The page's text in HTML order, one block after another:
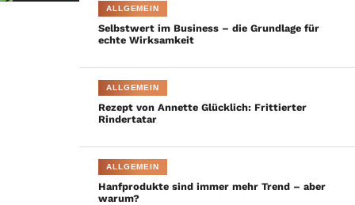
Neben medizinischen Therapien kann bereits der Alltag helfen,
die Pollenbelastung zu reduzieren. Eine einfache, oft
Nacht auf Kopfkissen und Schleimhäute.
Kleidung nach dem Aufenthalt im Freien
wechseln
ALLGEMEIN
Selbstwert im Business – die Grundlage für
echte Wirksamkeit
ALLGEMEIN
Rezept von Annette Glücklich: Frittierter
Rindertatar
ALLGEMEIN
Hanfprodukte sind immer mehr Trend – aber
warum?